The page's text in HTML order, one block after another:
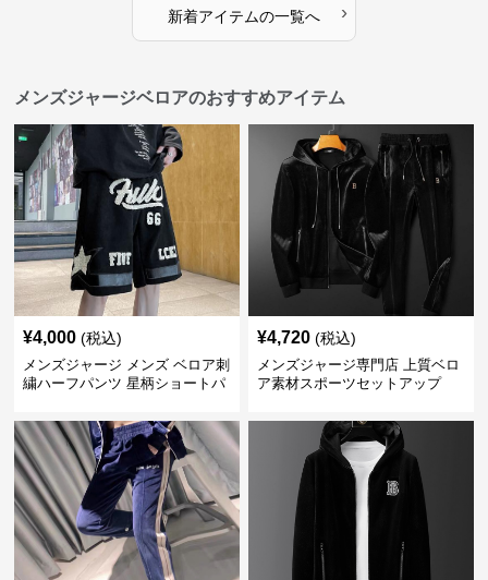
新着アイテムの一覧へ ›
メンズジャージベロアのおすすめアイテム
¥4,000 (税込)
メンズジャージ メンズ ベロア刺
繍ハーフパンツ 星柄ショートパ
¥4,720 (税込)
メンズジャージ専門店 上質ベロ
ア素材スポーツセットアップ